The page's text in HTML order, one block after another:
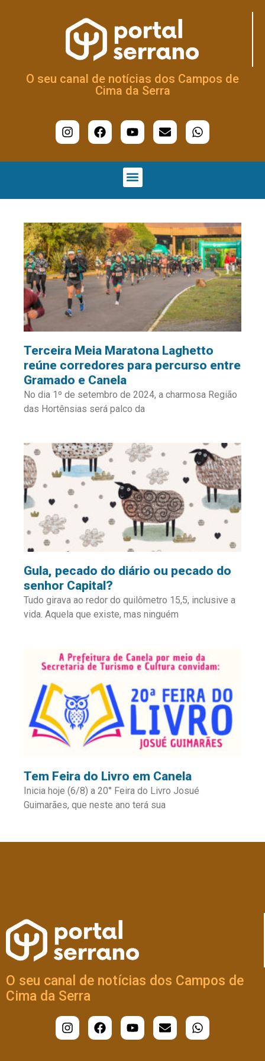
O seu canal de notícias dos Campos de
Cima da Serra
Terceira Meia Maratona Laghetto
reúne corredores para percurso entre
Gramado e Canela
No dia 1º de setembro de 2024, a charmosa Região
das Hortênsias será palco da
Gula, pecado do diário ou pecado do
senhor Capital?
Tudo girava ao redor do quilômetro 15,5, inclusive a
vida. Aquela que existe, mas ninguém
Tem Feira do Livro em Canela
Inicia hoje (6/8) a 20° Feira do Livro Josué
Guimarães, que neste ano terá sua
O seu canal de notícias dos Campos de
Cima da Serra